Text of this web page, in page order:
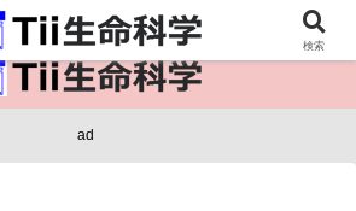
健・生命・生物の情報インフラ。
ad
検索